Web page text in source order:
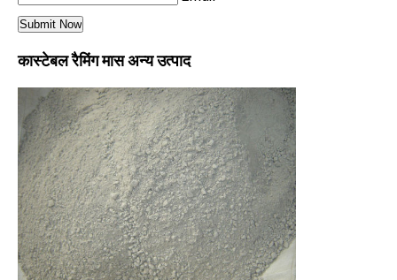
कास्टेबल रैमिंग मास अन्य उत्पाद